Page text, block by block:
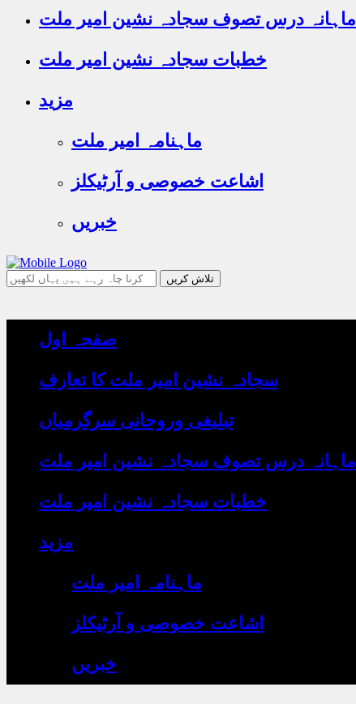
ماہانہ درس تصوف سجادہ نشین امیر ملت
خطبات سجادہ نشین امیر ملت
مزید
ماہنامہ امیر ملت
اشاعت خصوصی و آرٹیکلز
خبریں
جو
چاہ
صفحہ اول
سجادہ نشین امیر ملت کا تعارف
تبلیغی وروحانی سرگرمیاں
ماہانہ درس تصوف سجادہ نشین امیر ملت
خطبات سجادہ نشین امیر ملت
مزید
ماہنامہ امیر ملت
اشاعت خصوصی و آرٹیکلز
خبریں